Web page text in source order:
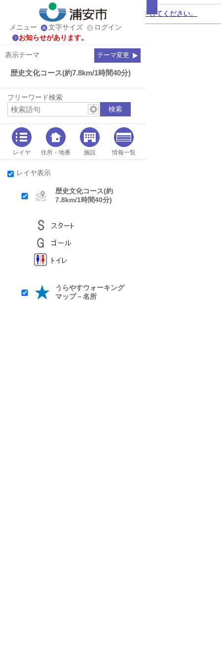
メニュー 文字サイズ
ログイン
お知らせがあります。
表示テーマ テーマ変更
歴史文化コース(約7.8km/1時間40分)
フリーワード検索
レイヤ 住所・地番 施設 情報一覧
レイヤ表示
歴史文化コース(約
7.8km/1時間40分)
うらやすウォーキング
マップ－名所
ウォーキングのポイントはこちらをクリックしてください。